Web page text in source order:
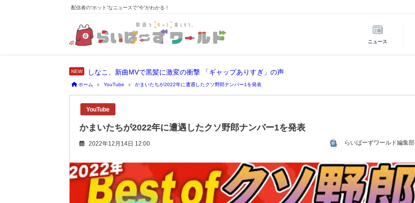
配信者の“ホット”なニュースで“今”がわかる！
ニュース
しなこ、新曲MVで黒髪に激変の衝撃 「ギャップありすぎ」の声
ホーム YouTube かまいたちが2022年に遭遇したクソ野郎ナンバー1を発表
YouTube
かまいたちが2022年に遭遇したクソ野郎ナンバー1を発表
2022年12月14日 12:00 らいばーずワールド編集部